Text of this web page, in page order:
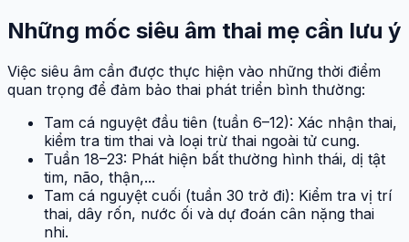
Những mốc siêu âm thai mẹ cần lưu ý
Việc siêu âm cần được thực hiện vào những thời điểm
quan trọng để đảm bảo thai phát triển bình thường:
Tam cá nguyệt đầu tiên (tuần 6–12): Xác nhận thai,
kiểm tra tim thai và loại trừ thai ngoài tử cung.
Tuần 18–23: Phát hiện bất thường hình thái, dị tật
tim, não, thận,...
Tam cá nguyệt cuối (tuần 30 trở đi): Kiểm tra vị trí
thai, dây rốn, nước ối và dự đoán cân nặng thai
nhi.